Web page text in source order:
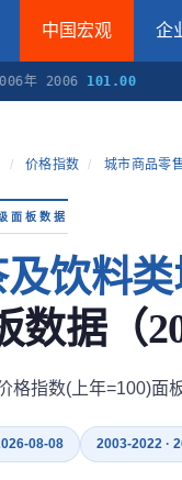
中国宏观 企
2006 101.00
/ 价格指数 / 城市商品零
板数据
饮料
数据（
格指数(上年=100)面
08-08 2003-2022 ·